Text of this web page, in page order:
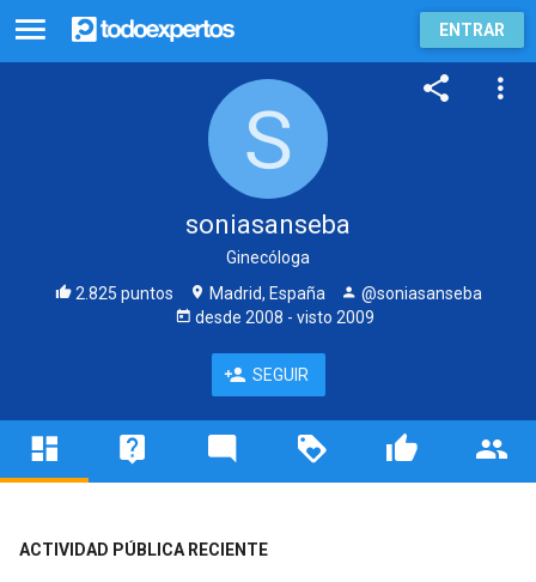
ENTRAR
soniasanseba
Ginecóloga
2.825 puntos
Madrid, España
@soniasanseba
desde 2008 - visto 2009
SEGUIR
ACTIVIDAD PÚBLICA RECIENTE